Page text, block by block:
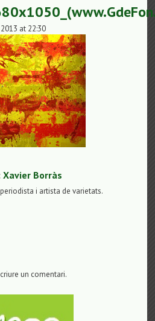
at 22:30
Xavier Borràs
i artista de varietats.
un comentari.